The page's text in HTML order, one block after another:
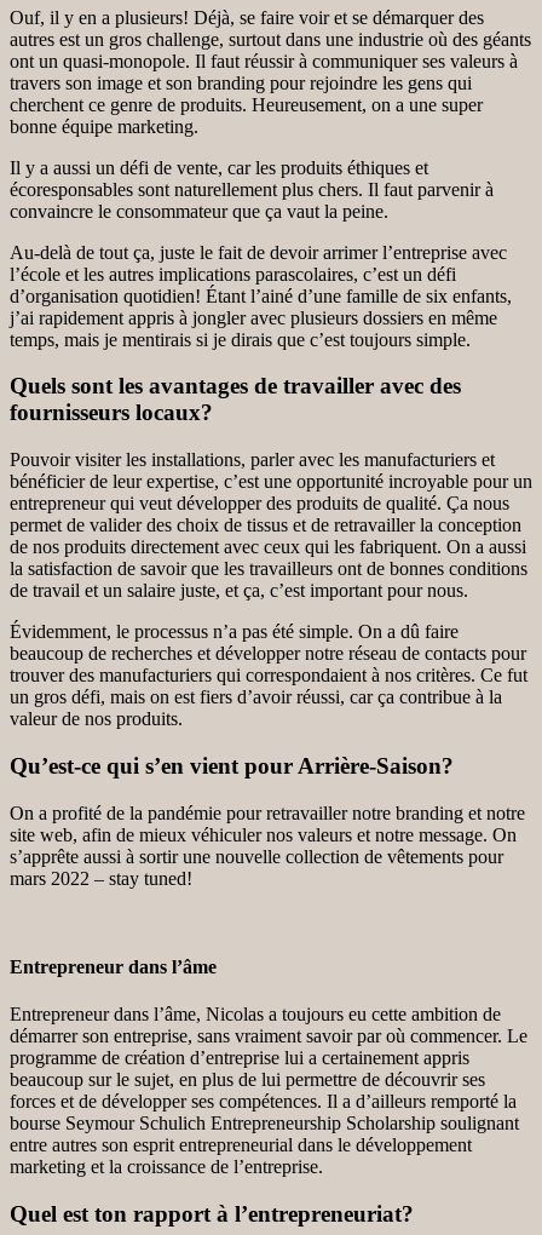
Ouf, il y en a plusieurs! Déjà, se faire voir et se démarquer des
autres est un gros challenge, surtout dans une industrie où des géants
ont un quasi-monopole. Il faut réussir à communiquer ses valeurs à
travers son image et son branding pour rejoindre les gens qui
cherchent ce genre de produits. Heureusement, on a une super
bonne équipe marketing.
Il y a aussi un défi de vente, car les produits éthiques et
écoresponsables sont naturellement plus chers. Il faut parvenir à
convaincre le consommateur que ça vaut la peine.
Au-delà de tout ça, juste le fait de devoir arrimer l’entreprise avec
l’école et les autres implications parascolaires, c’est un défi
d’organisation quotidien! Étant l’ainé d’une famille de six enfants,
j’ai rapidement appris à jongler avec plusieurs dossiers en même
temps, mais je mentirais si je dirais que c’est toujours simple.
Quels sont les avantages de travailler avec des
fournisseurs locaux?
Pouvoir visiter les installations, parler avec les manufacturiers et
bénéficier de leur expertise, c’est une opportunité incroyable pour un
entrepreneur qui veut développer des produits de qualité. Ça nous
permet de valider des choix de tissus et de retravailler la conception
de nos produits directement avec ceux qui les fabriquent. On a aussi
la satisfaction de savoir que les travailleurs ont de bonnes conditions
de travail et un salaire juste, et ça, c’est important pour nous.
Évidemment, le processus n’a pas été simple. On a dû faire
beaucoup de recherches et développer notre réseau de contacts pour
trouver des manufacturiers qui correspondaient à nos critères. Ce fut
un gros défi, mais on est fiers d’avoir réussi, car ça contribue à la
valeur de nos produits.
Qu’est-ce qui s’en vient pour Arrière-Saison?
On a profité de la pandémie pour retravailler notre branding et notre
site web, afin de mieux véhiculer nos valeurs et notre message. On
s’apprête aussi à sortir une nouvelle collection de vêtements pour
mars 2022 – stay tuned!
Entrepreneur dans l’âme
Entrepreneur dans l’âme, Nicolas a toujours eu cette ambition de
démarrer son entreprise, sans vraiment savoir par où commencer. Le
programme de création d’entreprise lui a certainement appris
beaucoup sur le sujet, en plus de lui permettre de découvrir ses
forces et de développer ses compétences. Il a d’ailleurs remporté la
bourse Seymour Schulich Entrepreneurship Scholarship soulignant
entre autres son esprit entrepreneurial dans le développement
marketing et la croissance de l’entreprise.
Quel est ton rapport à l’entrepreneuriat?